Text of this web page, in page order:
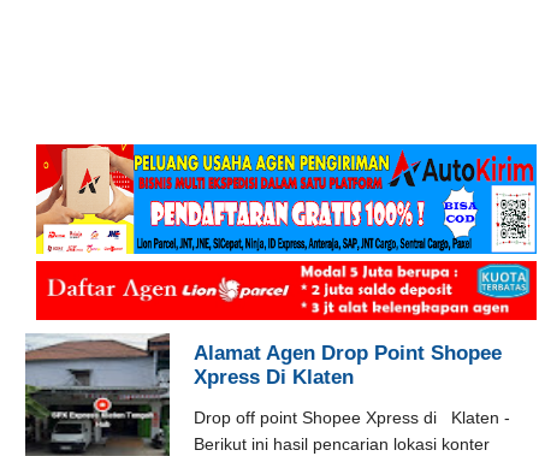
Alamat Agen Drop Point Shopee
Xpress Di Klaten
Drop off point Shopee Xpress di Klaten -
Berikut ini hasil pencarian lokasi konter